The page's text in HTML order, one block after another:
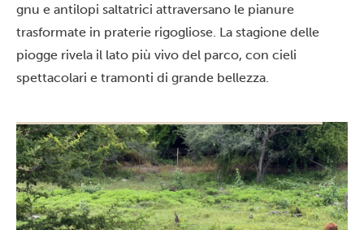
gnu e antilopi saltatrici attraversano le pianure
trasformate in praterie rigogliose. La stagione delle
piogge rivela il lato più vivo del parco, con cieli
spettacolari e tramonti di grande bellezza.